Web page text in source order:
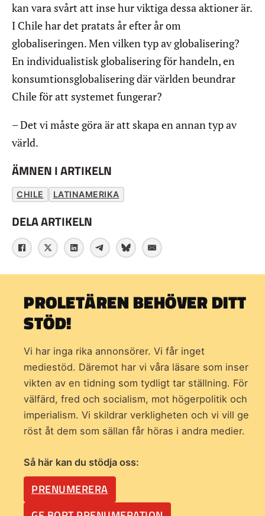
kan vara svårt att inse hur viktiga dessa aktioner är.
I Chile har det pratats år efter år om
globaliseringen. Men vilken typ av globalisering?
En individualistisk globalisering för handeln, en
konsumtionsglobalisering där världen beundrar
Chile för att systemet fungerar?
– Det vi måste göra är att skapa en annan typ av
värld.
ÄMNEN I ARTIKELN
CHILE LATINAMERIKA
DELA ARTIKELN
PROLETÄREN BEHÖVER DITT
STÖD!
Vi har inga rika annonsörer. Vi får inget
mediestöd. Däremot har vi våra läsare som inser
vikten av en tidning som tydligt tar ställning. För
välfärd, fred och socialism, mot högerpolitik och
imperialism. Vi skildrar verkligheten och vi vill ge
röst åt dem som sällan får höras i andra medier.
Så här kan du stödja oss:
PRENUMERERA